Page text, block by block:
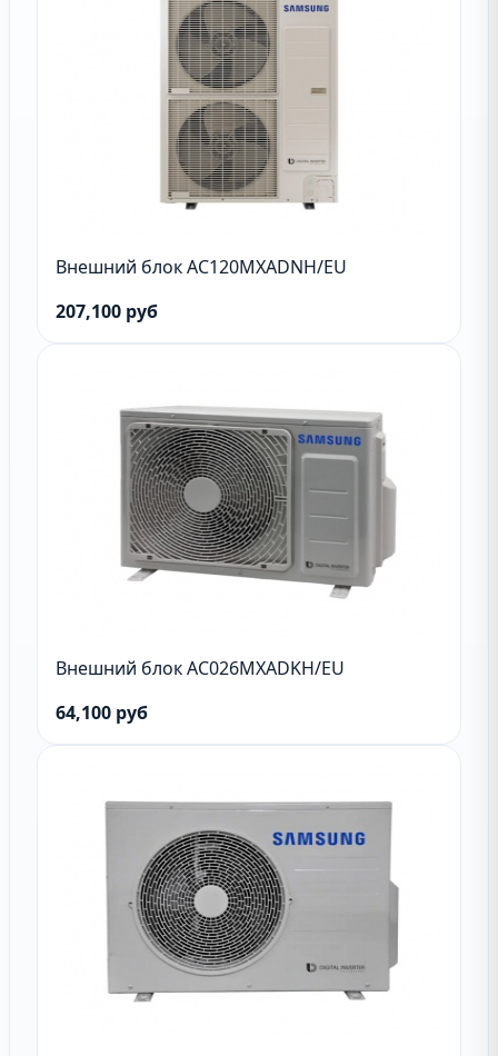
Внешний блок AC120MXADNH/EU
207,100 руб
Внешний блок AC026MXADKH/EU
64,100 руб